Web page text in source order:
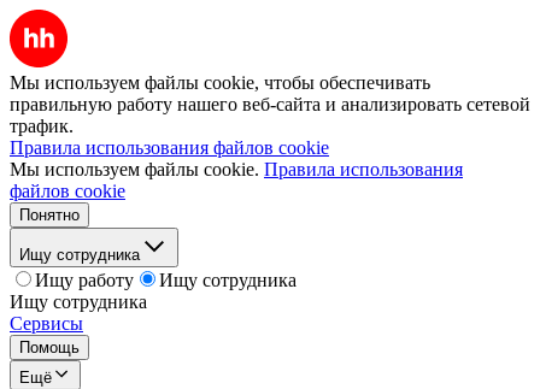
Мы используем файлы cookie, чтобы обеспечивать
правильную работу нашего веб-сайта и анализировать сетевой
трафик.
Правила использования файлов cookie
Мы используем файлы cookie. Правила использования
файлов cookie
Понятно
Ищу сотрудника
Ищу работу
Ищу сотрудника
Ищу сотрудника
Сервисы
Помощь
Ещё